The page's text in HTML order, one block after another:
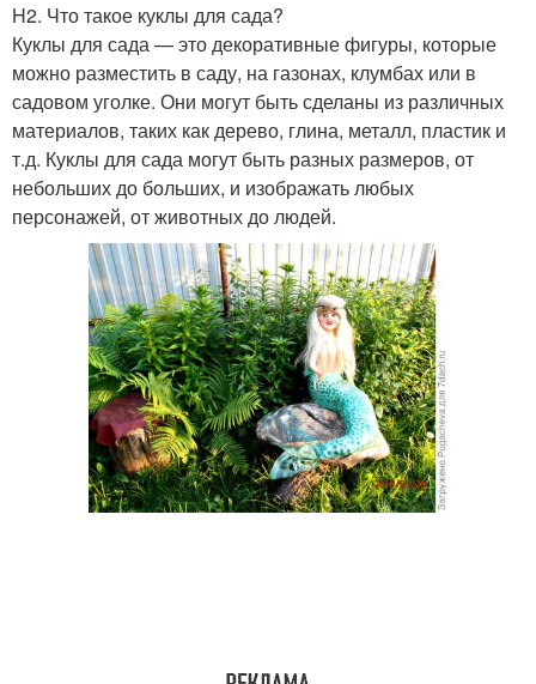
H2. Что такое куклы для сада?
Куклы для сада — это декоративные фигуры, которые
можно разместить в саду, на газонах, клумбах или в
садовом уголке. Они могут быть сделаны из различных
материалов, таких как дерево, глина, металл, пластик и
т.д. Куклы для сада могут быть разных размеров, от
небольших до больших, и изображать любых
персонажей, от животных до людей.